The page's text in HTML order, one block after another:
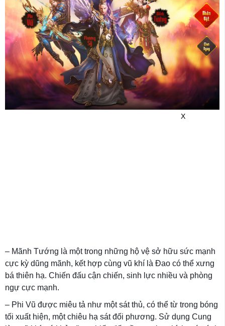
X
– Mãnh Tướng là một trong những hộ vệ sở hữu sức mạnh
cực kỳ dũng mãnh, kết hợp cùng vũ khí là Đao có thể xưng
bá thiên hạ. Chiến đấu cận chiến, sinh lực nhiều và phòng
ngự cực mạnh.
– Phi Vũ được miêu tả như một sát thủ, có thể từ trong bóng
tối xuất hiện, một chiêu hạ sát đối phương. Sử dụng Cung